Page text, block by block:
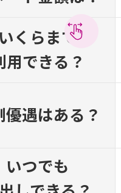
いくらまで
用できる？
優遇はある？
いつでも